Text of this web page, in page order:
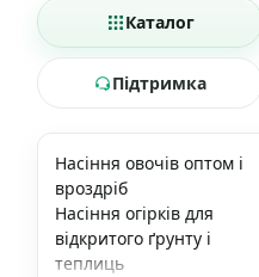
Каталог
Підтримка
Насіння овочів оптом і
вроздріб
Насіння огірків для
відкритого ґрунту і
теплиць